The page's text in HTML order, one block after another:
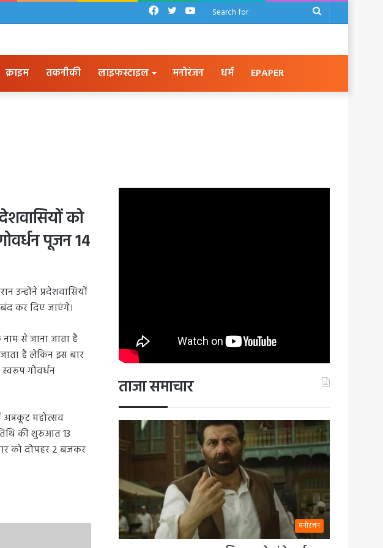
Search
YouTube
Twitter
Facebook
क्राइम तकनीकी लाइफस्टाइल मनोरंजन धर्म EPAPER
को
पूजन 14
उन्होंने प्रदेशवासियों
कर दिए जाएंगे।
से जाना जाता है
है लेकिन इस बार
गोवर्धन
अन्नकूट महोत्सव
की शुरुआत 13
को दोपहर 2 बजकर
ताजा समाचार
मनोरंजन